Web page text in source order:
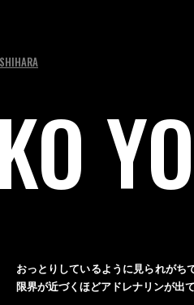
おっとりしているように見られがち
限界が近づくほどアドレナリンが出